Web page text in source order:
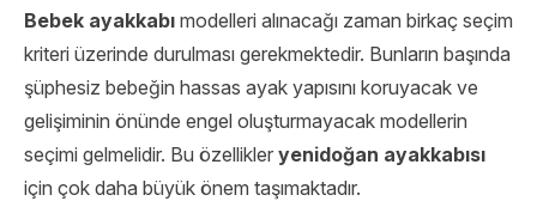
Bebek ayakkabı modelleri alınacağı zaman birkaç seçim
kriteri üzerinde durulması gerekmektedir. Bunların başında
şüphesiz bebeğin hassas ayak yapısını koruyacak ve
gelişiminin önünde engel oluşturmayacak modellerin
seçimi gelmelidir. Bu özellikler yenidoğan ayakkabısı
için çok daha büyük önem taşımaktadır.